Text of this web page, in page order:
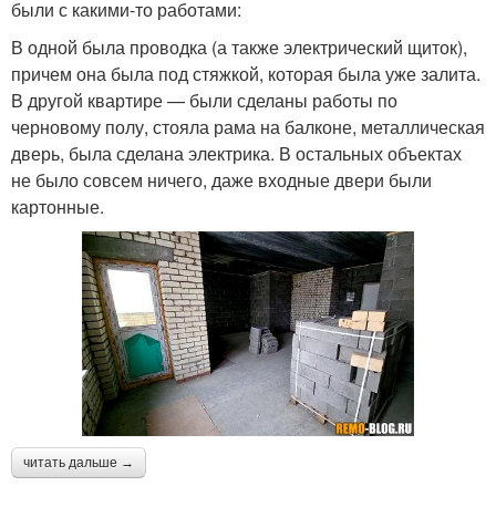
были с какими-то работами:
В одной была проводка (а также электрический щиток),
причем она была под стяжкой, которая была уже залита.
В другой квартире — были сделаны работы по
черновому полу, стояла рама на балконе, металлическая
дверь, была сделана электрика. В остальных объектах
не было совсем ничего, даже входные двери были
картонные.
читать дальше →